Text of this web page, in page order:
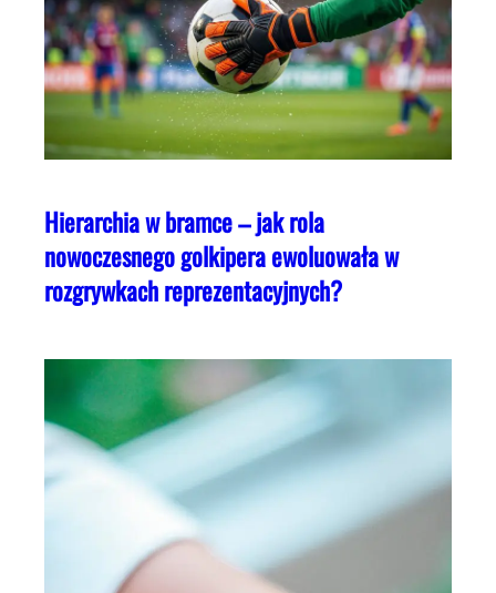
Hierarchia w bramce – jak rola
nowoczesnego golkipera ewoluowała w
rozgrywkach reprezentacyjnych?